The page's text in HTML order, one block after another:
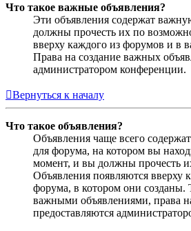
Что такое важные объявления?
Эти объявления содержат
должны прочесть их по
вверху каждого из форумов и в
Права на создание важных
администратором конференции.
Вернуться к началу
Что такое объявления?
Объявления чаще всего
для форума, на котором вы
момент, и вы должны прочесть
Объявления появляются вверху
форума, в котором они созданы.
важными объявлениями, права
предоставляются